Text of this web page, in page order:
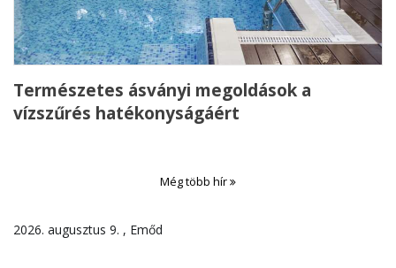
Természetes ásványi megoldások a
vízszűrés hatékonyságáért
Még több hír
2026. augusztus 9. , Emőd